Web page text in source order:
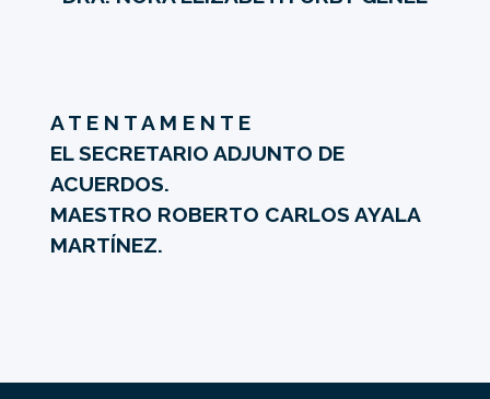
A T E N T A M E N T E
EL SECRETARIO ADJUNTO DE
ACUERDOS.
MAESTRO ROBERTO CARLOS AYALA
MARTÍNEZ.